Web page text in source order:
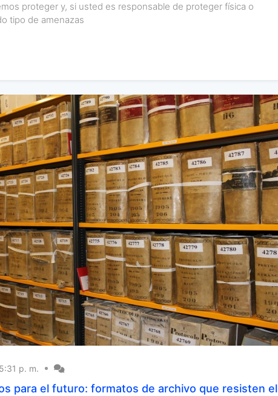
proteger y, si usted es responsable de proteger física o
tipo de amenazas
p. m.
para el futuro: formatos de archivo que resisten el